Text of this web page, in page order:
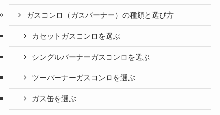
ガスコンロ（ガスバーナー）の種類と選び方
カセットガスコンロを選ぶ
シングルバーナーガスコンロを選ぶ
ツーバーナーガスコンロを選ぶ
ガス缶を選ぶ